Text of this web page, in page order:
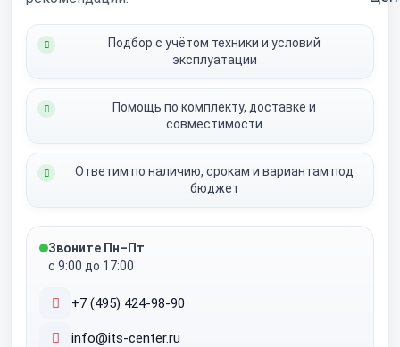
Подбор с учётом техники и условий
эксплуатации
Помощь по комплекту, доставке и
совместимости
Ответим по наличию, срокам и вариантам под
бюджет
Звоните Пн–Пт
с 9:00 до 17:00
+7 (495) 424-98-90
info@its-center.ru